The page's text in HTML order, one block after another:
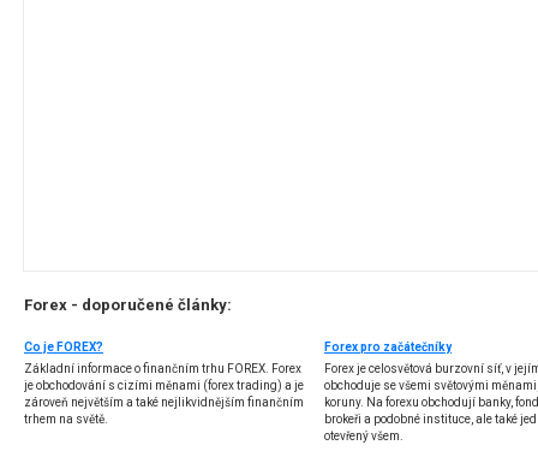
Forex - doporučené články:
Co je FOREX?
Základní informace o finančním trhu FOREX. Forex
je obchodování s cizími měnami (forex trading) a je
zároveň největším a také nejlikvidnějším finančním
trhem na světě.
Forex pro začátečníky
Forex je celosvětová burzovní síť, v
obchoduje se všemi světovými
koruny. Na forexu obchodují banky,
brokeři a podobné instituce, ale také
otevřený všem.